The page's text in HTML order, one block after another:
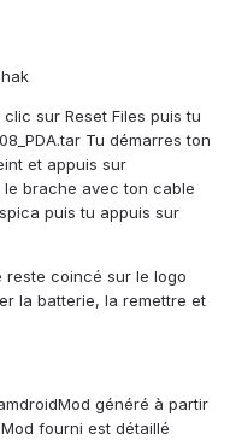
sur Reset Files puis tu
Tu démarres ton
et appuis sur
le brache avec ton cable
puis tu appuis sur
reste coincé sur le logo
la batterie, la remettre et
généré à partir
fourni est détaillé